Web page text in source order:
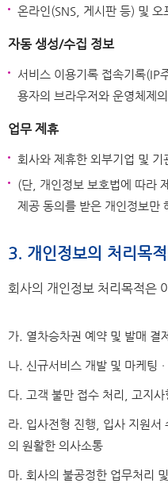
온라인(SNS, 게시판 등) 및
자동 생성/수집 정보
서비스 이용기록 접속기록(IP
용자의 브라우저와 운영체제
업무 제휴
회사와 제휴한 외부기업 및 기
(단, 개인정보 보호법에 따라
제공 동의를 받은 개인정보만
3. 개인정보의 처리목적
회사의 개인정보 처리목적은
가. 열차승차권 예약 및 발매 결
나. 신규서비스 개발 및 마케팅
다. 고객 불만 접수 처리, 고지
라. 입사전형 진행, 입사 지원서
의 원활한 의사소통
마. 회사의 불공정한 업무처리